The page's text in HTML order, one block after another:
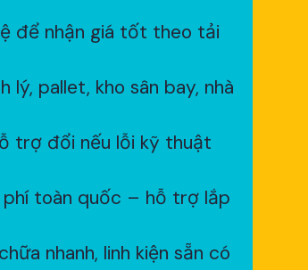
để nhận giá tốt theo tải
lý, pallet, kho sân bay, nhà
trợ đổi nếu lỗi kỹ thuật
phí toàn quốc – hỗ trợ lắp
nhanh, linh kiện sẵn có